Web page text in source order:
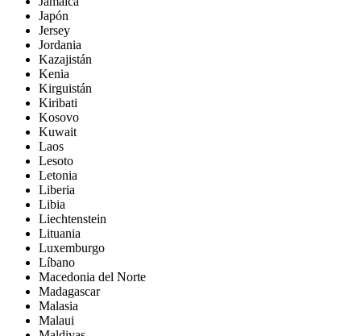
Japón
Jersey
Jordania
Kazajistán
Kenia
Kirguistán
Kiribati
Kosovo
Kuwait
Laos
Lesoto
Letonia
Liberia
Libia
Liechtenstein
Lituania
Luxemburgo
Líbano
Macedonia del Norte
Madagascar
Malasia
Malaui